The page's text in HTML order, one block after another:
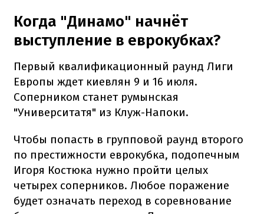
Когда "Динамо" начнёт
выступление в еврокубках?
Первый квалификационный раунд Лиги
Европы ждет киевлян 9 и 16 июля.
Соперником станет румынская
"Университатя" из Клуж-Напоки.
Чтобы попасть в групповой раунд второго
по престижности еврокубка, подопечным
Игоря Костюка нужно пройти целых
четырех соперников. Любое поражение
будет означать переход в соревнование